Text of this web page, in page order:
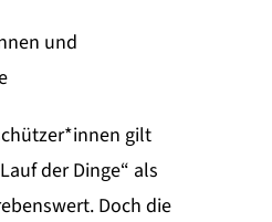
und
gilt
der Dinge“ als
Doch die